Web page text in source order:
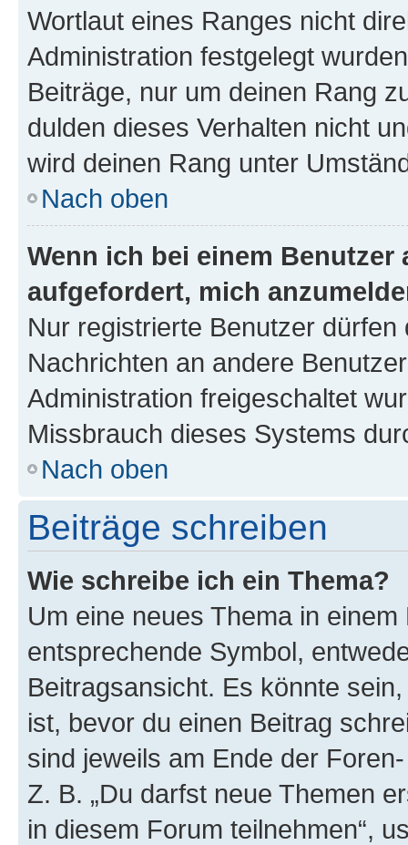
Wortlaut eines Ranges nicht
Administration festgelegt
Beiträge, nur um deinen Rang
dulden dieses Verhalten nicht
wird deinen Rang unter
Nach oben
Wenn ich bei einem
aufgefordert, mich
Nur registrierte Benutzer
Nachrichten an andere
Administration freigeschaltet
Missbrauch dieses Systems
Nach oben
Beiträge schreiben
Wie schreibe ich ein Thema?
Um eine neues Thema in
entsprechende Symbol,
Beitragsansicht. Es könnte
ist, bevor du einen Beitrag
sind jeweils am Ende der
Z. B. „Du darfst neue Themen
in diesem Forum teilnehmen“,